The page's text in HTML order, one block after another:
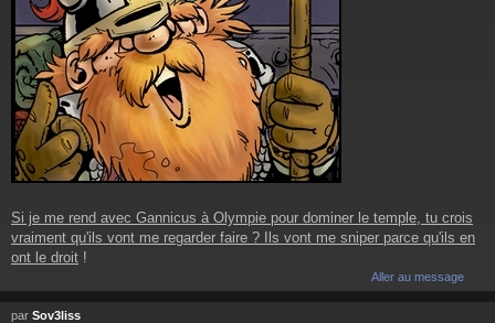
Si je me rend avec Gannicus à Olympie pour dominer le temple, tu crois
vraiment qu'ils vont me regarder faire ? Ils vont me sniper parce qu'ils en
ont le droit !
Aller au message
par Sov3liss